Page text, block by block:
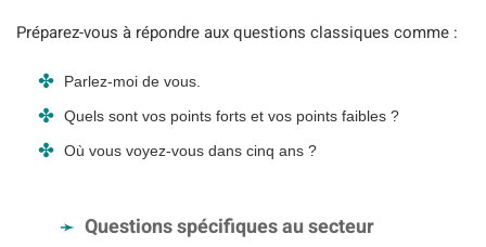
Préparez-vous à répondre aux questions classiques comme :
Parlez-moi de vous.
Quels sont vos points forts et vos points faibles ?
Où vous voyez-vous dans cinq ans ?
Questions spécifiques au secteur